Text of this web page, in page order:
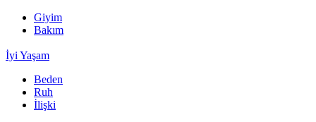
Giyim
Bakım
İyi Yaşam
Beden
Ruh
İlişki